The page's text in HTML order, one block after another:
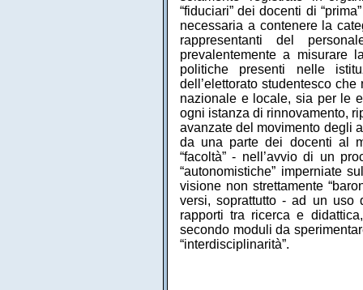
“fiduciari” dei docenti di
necessaria a contenere la
rappresentanti del
prevalentemente a misurare
politiche presenti nelle
dell’elettorato studentesco
nazionale e locale, sia per le
ogni istanza di rinnovamento,
avanzate del movimento degli
da una parte dei docenti al
“facoltà” - nell’avvio di un
“autonomistiche” imperniate
visione non strettamente
versi, soprattutto - ad un uso
rapporti tra ricerca e
secondo moduli da
“interdisciplinarità”.